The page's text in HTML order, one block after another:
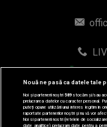
Nouă ne pasă ca datele tale
Noi și partenerii noștri589stocăm și/sau
prelucrarea datelor cu caracter personal.
puteți opune utilizării unui interes legitim în
raportate partenerilor noștri și nu vă vor
Noi si partenerii nostri (retelele de
date analitice) prelucram date pentru a